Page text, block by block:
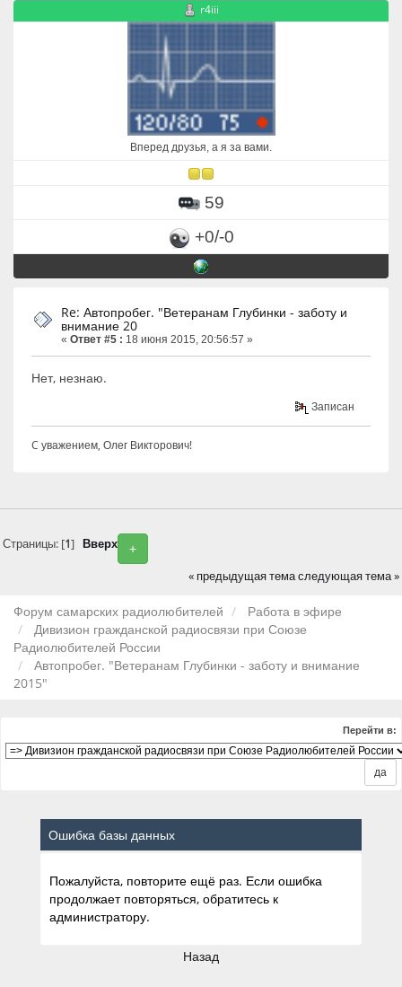
r4iii
Вперед друзья, а я за вами.
59
+0/-0
Re: Автопробег. "Ветеранам Глубинки - заботу и
внимание 20
« Ответ #5 : 18 июня 2015, 20:56:57 »
Нет, незнаю.
Записан
C уважением, Олег Викторович!
+
Страницы: [1] Вверх
« предыдущая темаследующая тема »
Форум самарских радиолюбителей
Работа в эфире
Дивизион гражданской радиосвязи при Союзе
Радиолюбителей России
Автопробег. "Ветеранам Глубинки - заботу и внимание
2015"
Перейти в:
Ошибка базы данных
Пожалуйста, повторите ещё раз. Если ошибка
продолжает повторяться, обратитесь к
администратору.
Назад